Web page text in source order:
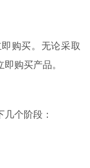
购买。无论采取
购买产品。
个阶段：